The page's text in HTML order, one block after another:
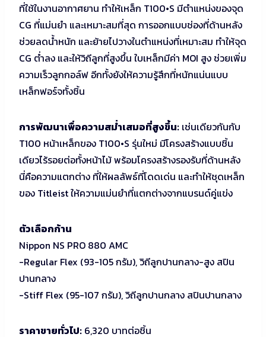
ที่ใช้ในงานอากาศยาน ทำให้เหล็ก T100•S มีตำแหน่งของจุด
CG ที่แม่นยำ และเหมาะสมที่สุด การออกแบบช่องที่ด้านหลัง
ช่วยลดน้ำหนัก และย้ายไปวางในตำแหน่งที่เหมาะสม ทำให้จุด
CG ต่ำลง และให้วิถีลูกที่สูงขึ้น ใบเหล็กมีค่า MOI สูง ช่วยเพิ่ม
ความเร็วลูกกอล์ฟ อีกทั้งยังให้ความรู้สึกที่หนักแน่นแบบ
เหล็กฟอร์จทั้งชิ้น
การพัฒนาเพื่อความสม่ำเสมอที่สูงขึ้น: เช่นเดียวกันกับ
T100 หน้าเหล็กของ T100•S รุ่นใหม่ มีโครงสร้างแบบชิ้น
เดียวไร้รอยต่อทั้งหน้าไม้ พร้อมโครงสร้างรองรับที่ด้านหลัง
นี่คือความแตกต่าง ที่ให้ผลลัพธ์ที่โดดเด่น และทำให้ชุดเหล็ก
ของ Titleist ให้ความแม่นยำที่แตกต่างจากแบรนด์คู่แข่ง
ตัวเลือกก้าน
Nippon NS PRO 880 AMC
-Regular Flex (93-105 กรัม), วิถีลูกปานกลาง-สูง สปิน
ปานกลาง
-Stiff Flex (95-107 กรัม), วิถีลูกปานกลาง สปินปานกลาง
ราคาขายทั่วไป: 6,320 บาทต่อชิ้น